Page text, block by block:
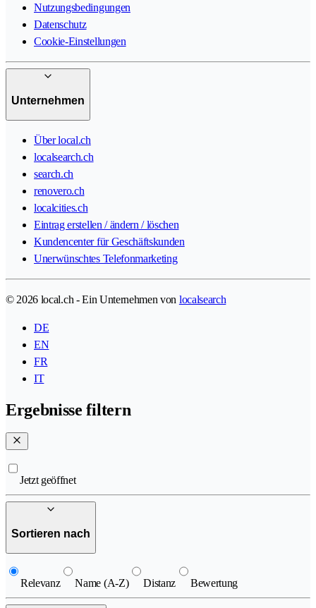
Nutzungsbedingungen
Datenschutz
Cookie-Einstellungen
Unternehmen
Über local.ch
localsearch.ch
search.ch
renovero.ch
localcities.ch
Eintrag erstellen / ändern / löschen
Kundencenter für Geschäftskunden
Unerwünschtes Telefonmarketing
© 2026 local.ch - Ein Unternehmen von localsearch
DE
EN
FR
IT
Ergebnisse filtern
Jetzt geöffnet
Sortieren nach
Relevanz Name (A-Z) Distanz Bewertung